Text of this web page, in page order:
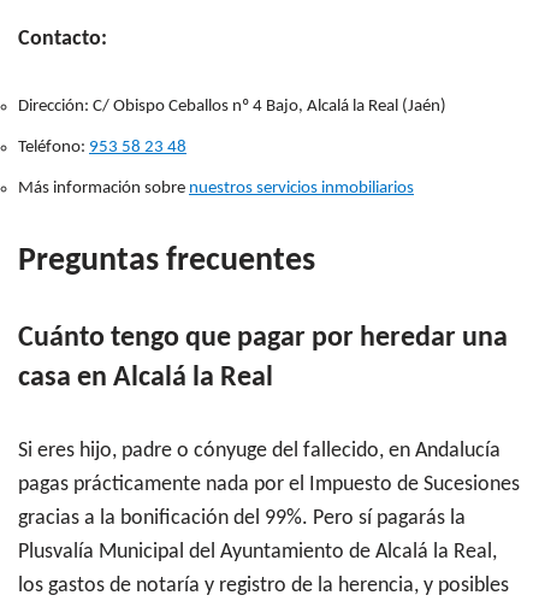
Contacto:
Dirección: C/ Obispo Ceballos nº 4 Bajo, Alcalá la Real (Jaén)
Teléfono: 953 58 23 48
Más información sobre nuestros servicios inmobiliarios
Preguntas frecuentes
Cuánto tengo que pagar por heredar una
casa en Alcalá la Real
Si eres hijo, padre o cónyuge del fallecido, en Andalucía
pagas prácticamente nada por el Impuesto de Sucesiones
gracias a la bonificación del 99%. Pero sí pagarás la
Plusvalía Municipal del Ayuntamiento de Alcalá la Real,
los gastos de notaría y registro de la herencia, y posibles